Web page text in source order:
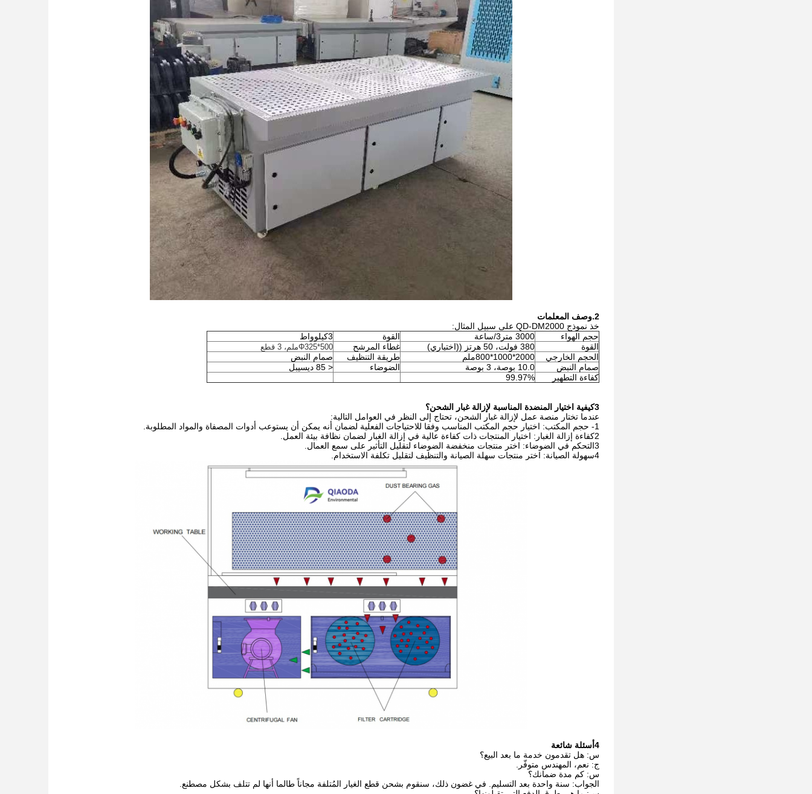
2. وصف المعلمات
خذ نموذج QD-DM2000 على سبيل المثال:
حجم الهواء
3000 متر3/ساعة القوة
3كيلوواط
القوة
380 فولت، 50 هرتز ((اختياري) غطاء المرشح Φ325*500ملم، 3 قطع
الحجم الخارجي 2000*1000*800ملم طريقة التنظيف
صمام النبض
صمام النبض
10.0 بوصة، 3 بوصة الضوضاء
< 85 ديسيبل
كفاءة التطهير
99.97%
3كيفية اختيار المنضدة المناسبة لإزالة غبار الشحن؟
عندما تختار منصة عمل لإزالة غبار الشحن، تحتاج إلى النظر في العوامل التالية:
1- حجم المكتب: اختيار حجم المكتب المناسب وفقا للاحتياجات الفعلية لضمان أنه يمكن أن يستوعب أدوات المصفاة والمواد المطلوبة.
2كفاءة إزالة الغبار: اختيار المنتجات ذات كفاءة عالية في إزالة الغبار لضمان نظافة بيئة العمل.
3التحكم في الضوضاء: اختر منتجات منخفضة الضوضاء لتقليل التأثير على سمع العمال.
4سهولة الصيانة: اختر منتجات سهلة الصيانة والتنظيف لتقليل تكلفة الاستخدام.
4أسئلة شائعة
س: هل تقدمون خدمة ما بعد البيع؟
ج: نعم، المهندس متوفّر.
س: كم مدة ضمانك؟
الجواب: سنة واحدة بعد التسليم. في غضون ذلك، سنقوم بشحن قطع الغيار المُتلفة مجاناً طالما أنها لم تتلف بشكل مصطنع.